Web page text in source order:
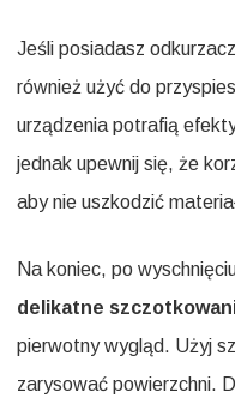
Jeśli posiadasz
również użyć do
urządzenia potrafią
jednak upewnij się, że
aby nie uszkodzić
Na koniec, po
delikatne
pierwotny wygląd. Użyj
zarysować powierzchni.